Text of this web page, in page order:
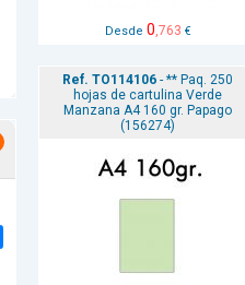
Desde 0,763 €
Ref. TO114106 - ** Paq. 250
hojas de cartulina Verde
Manzana A4 160 gr. Papago
(156274)